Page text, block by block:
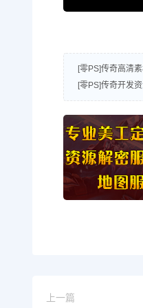
[零PS]传奇高清
[零PS]传奇开发
上一篇